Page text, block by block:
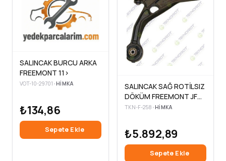
SALINCAK BURCU ARKA
FREEMONT 11>
VOT-10-29701 •HIMKA
₺134,86
Sepete Ekle
SALINCAK SAĞ ROTİLSIZ
DÖKÜM FREEMONT JF
2.0 MJT 11>
TKN-F-258 •HIMKA
₺5.892,89
Sepete Ekle